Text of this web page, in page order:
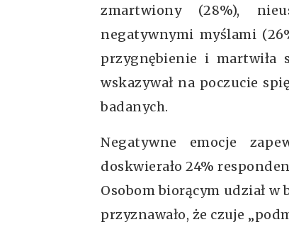
zmartwiony (28%),
negatywnymi myślami
przygnębienie i martwiła
wskazywał na poczucie
badanych.
Negatywne emocje
doskwierało 24%
Osobom biorącym udział w
przyznawało, że czuje